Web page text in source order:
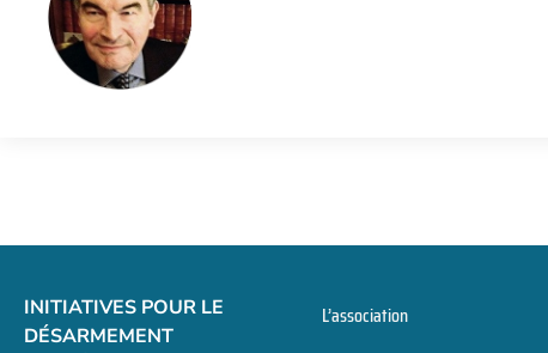
INITIATIVES POUR LE
DÉSARMEMENT
L’association